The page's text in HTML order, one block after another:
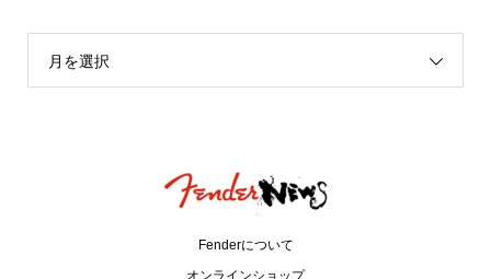
月を選択
Fenderについて
オンラインショップ